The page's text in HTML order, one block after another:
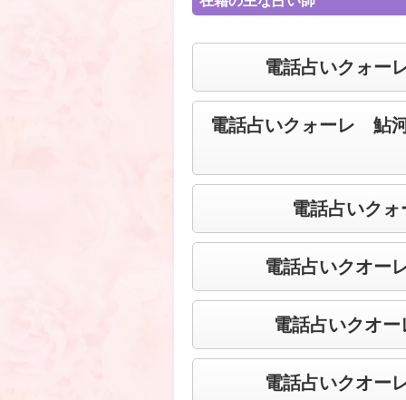
電話占いクォー
電話占いクォーレ 鮎
電話占いク
電話占いクオー
電話占いクオ
電話占いクオー